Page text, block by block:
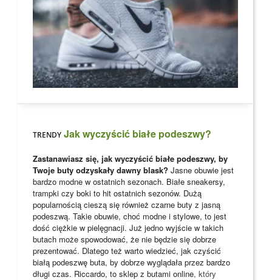
TRENDY Jak wyczyścić białe podeszwy?
Zastanawiasz się, jak wyczyścić białe podeszwy, by
Twoje buty odzyskały dawny blask? Jasne obuwie jest
bardzo modne w ostatnich sezonach. Białe sneakersy,
trampki czy boki to hit ostatnich sezonów. Dużą
popularnością cieszą się również czarne buty z jasną
podeszwą. Takie obuwie, choć modne i stylowe, to jest
dość ciężkie w pielęgnacji. Już jedno wyjście w takich
butach może spowodować, że nie będzie się dobrze
prezentować. Dlatego też warto wiedzieć, jak czyścić
białą podeszwę buta, by dobrze wyglądała przez bardzo
długi czas. Riccardo, to sklep z butami online, który